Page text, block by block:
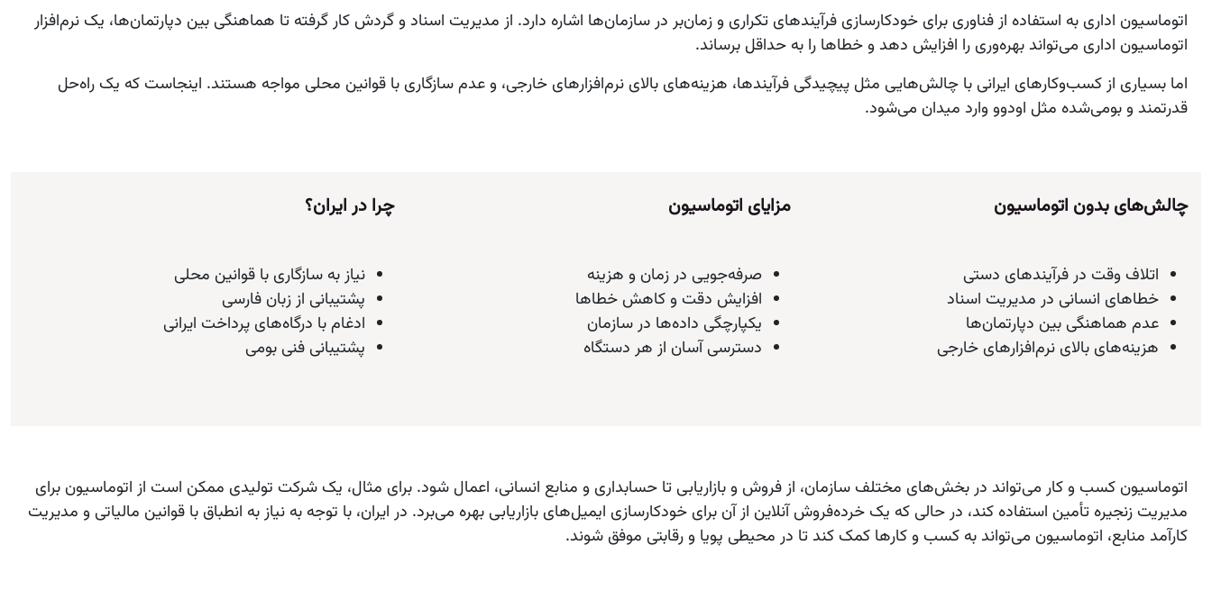
اتوماسیون اداری به استفاده از فناوری برای خودکارسازی فرآیندهای تکراری و زمان‌بر در سازمان‌ها اشاره دارد. از مدیریت اسناد و گردش کار گرفته تا هماهنگی بین دپارتمان‌ها، یک نرم‌افزار
اتوماسیون اداری می‌تواند بهره‌وری را افزایش دهد و خطاها را به حداقل برساند.
اما بسیاری از کسب‌وکارهای ایرانی با چالش‌هایی مثل پیچیدگی فرآیندها، هزینه‌های بالای نرم‌افزارهای خارجی، و عدم سازگاری با قوانین محلی مواجه هستند. اینجاست که یک راه‌حل
قدرتمند و بومی‌شده مثل اودوو وارد میدان می‌شود.
چالش‌های بدون اتوماسیون
اتلاف وقت در فرآیندهای دستی
خطاهای انسانی در مدیریت اسناد
عدم هماهنگی بین دپارتمان‌ها
هزینه‌های بالای نرم‌افزارهای خارجی
مزایای اتوماسیون
صرفه‌جویی در زمان و هزینه
افزایش دقت و کاهش خطاها
یکپارچگی داده‌ها در سازمان
دسترسی آسان از هر دستگاه
چرا در ایران؟
نیاز به سازگاری با قوانین محلی
پشتیبانی از زبان فارسی
ادغام با درگاه‌های پرداخت ایرانی
پشتیبانی فنی بومی
اتوماسیون کسب‌ و کار می‌تواند در بخش‌های مختلف سازمان، از فروش و بازاریابی تا حسابداری و منابع انسانی، اعمال شود. برای مثال، یک شرکت تولیدی ممکن است از اتوماسیون برای
مدیریت زنجیره تأمین استفاده کند، در حالی که یک خرده‌فروش آنلاین از آن برای خودکارسازی ایمیل‌های بازاریابی بهره می‌برد. در ایران، با توجه به نیاز به انطباق با قوانین مالیاتی و مدیریت
کارآمد منابع، اتوماسیون می‌تواند به کسب‌ و کارها کمک کند تا در محیطی پویا و رقابتی موفق شوند.